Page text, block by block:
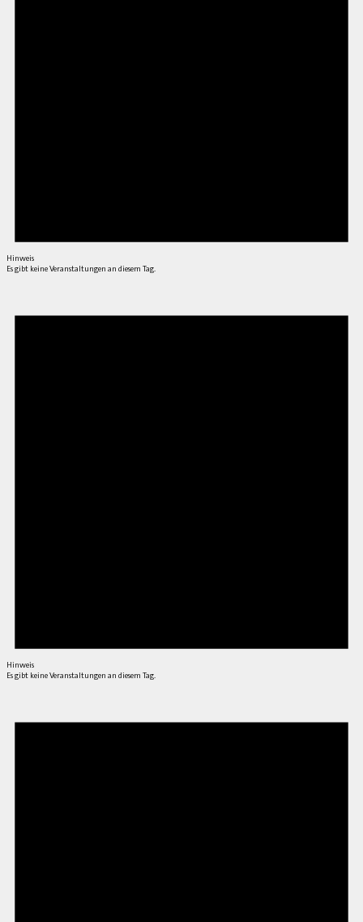
Hinweis
Es gibt keine Veranstaltungen an diesem Tag.
Hinweis
Es gibt keine Veranstaltungen an diesem Tag.